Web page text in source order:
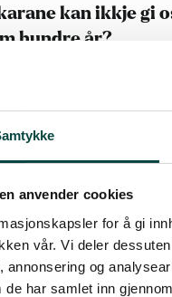
anvender cookies
for å gi
vår. Vi deler
annonsering og
de har samlet inn
kan ikkje gi
hundre år?
stor forskjell på
er det vi kallar
enn det er i
vil være høgare i
frå dag til
Desse
innhaldet av
som går